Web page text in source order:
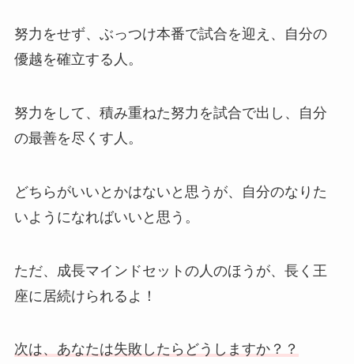
努力をせず、ぶっつけ本番で試合を迎え、自分の
優越を確立する人。
努力をして、積み重ねた努力を試合で出し、自分
の最善を尽くす人。
どちらがいいとかはないと思うが、自分のなりた
いようになればいいと思う。
ただ、成長マインドセットの人のほうが、長く王
座に居続けられるよ！
次は、あなたは失敗したらどうしますか？？